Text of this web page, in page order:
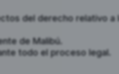
del derecho relativo
de Malibú.
todo el proceso legal.